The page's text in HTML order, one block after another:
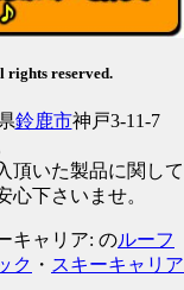
rights reserved.
鈴鹿市神戸3-11-7
頂いた製品に関して
下さいませ。
キャリア: のルーフ
ク ・ スキーキャリア